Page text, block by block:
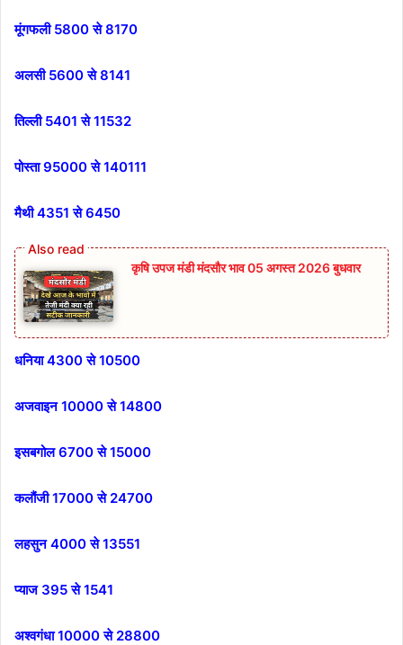
मूंगफली 5800 से 8170
अलसी 5600 से 8141
तिल्ली 5401 से 11532
पोस्ता 95000 से 140111
मैथी 4351 से 6450
कृषि उपज मंडी मंदसौर भाव 05 अगस्त 2026 बुधवार
धनिया 4300 से 10500
अजवाइन 10000 से 14800
इसबगोल 6700 से 15000
कलौंजी 17000 से 24700
लहसुन 4000 से 13551
प्याज 395 से 1541
अश्वगंधा 10000 से 28800